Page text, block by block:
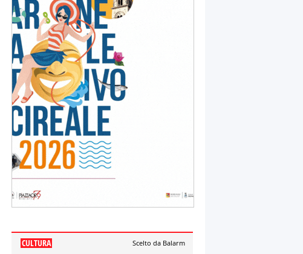
CULTURA Scelto da Balarm